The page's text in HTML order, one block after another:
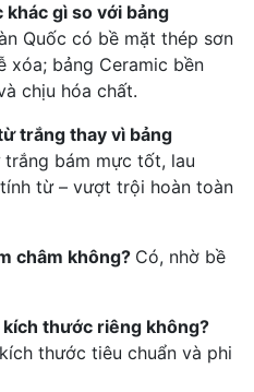
khác gì so với bảng
Quốc có bề mặt thép sơn
xóa; bảng Ceramic bền
chịu hóa chất.
trắng thay vì bảng
trắng bám mực tốt, lau
từ – vượt trội hoàn toàn
châm không? Có, nhờ bề
thước riêng không?
thước tiêu chuẩn và phi